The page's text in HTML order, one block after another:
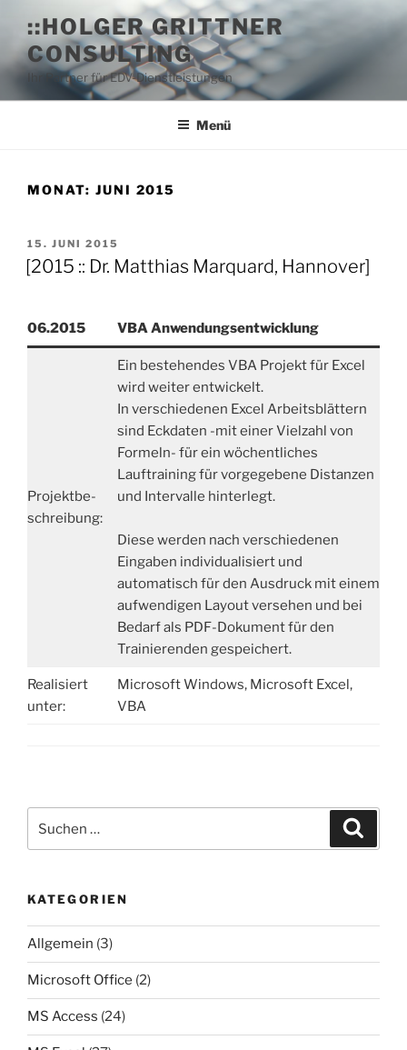
Inhalt
springen
::HOLGER GRITTNER
CONSULTING
Ihr Partner für EDV-Dienstleistungen
Menü
MONAT: JUNI 2015
VERÖFFENTLICHT
AM
15. JUNI 2015
[2015 :: Dr. Matthias Marquard, Hannover]
06.2015 VBA Anwendungsentwicklung
Projektbe-
schreibung:
Ein bestehendes VBA Projekt für Excel
wird weiter entwickelt.
In verschiedenen Excel Arbeitsblättern
sind Eckdaten -mit einer Vielzahl von
Formeln- für ein wöchentliches
Lauftraining für vorgegebene Distanzen
und Intervalle hinterlegt.
Diese werden nach verschiedenen
Eingaben individualisiert und
automatisch für den Ausdruck mit einem
aufwendigen Layout versehen und bei
Bedarf als PDF-Dokument für den
Trainierenden gespeichert.
Realisiert
unter:
Microsoft Windows, Microsoft Excel,
VBA
nach:
KATEGORIEN
Allgemein (3)
Microsoft Office (2)
MS Access (24)